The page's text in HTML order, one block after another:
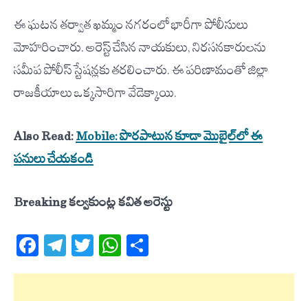
ఈ ఘటన తర్వాత ఖమ్మం నగరంలో భారీగా పోలీసులు
మోహరించారు. అరెస్ట్ చేసిన నాయకులు, నిరసనకారులను
సమీప పోలీస్ స్టేషన్లకు తరలించారు. ఈ పరిణామంతో జిల్లా
రాజకీయాలు ఒక్కసారిగా వేడెక్కాయి.
Also Read:Mobile: పొరపాటున కూడా మొబైల్‌లో ఈ
పనులు చేయకండి
Breaking కల్వకుంట్ల కవిత అరెస్టు
Facebook
Telegram
TwitterWhatsApp